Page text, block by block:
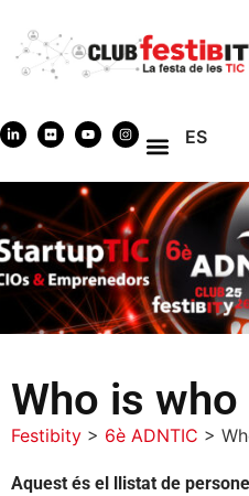
ES
Who is who
Festibity > 6è ADNTIC >
Aquest és el llistat de